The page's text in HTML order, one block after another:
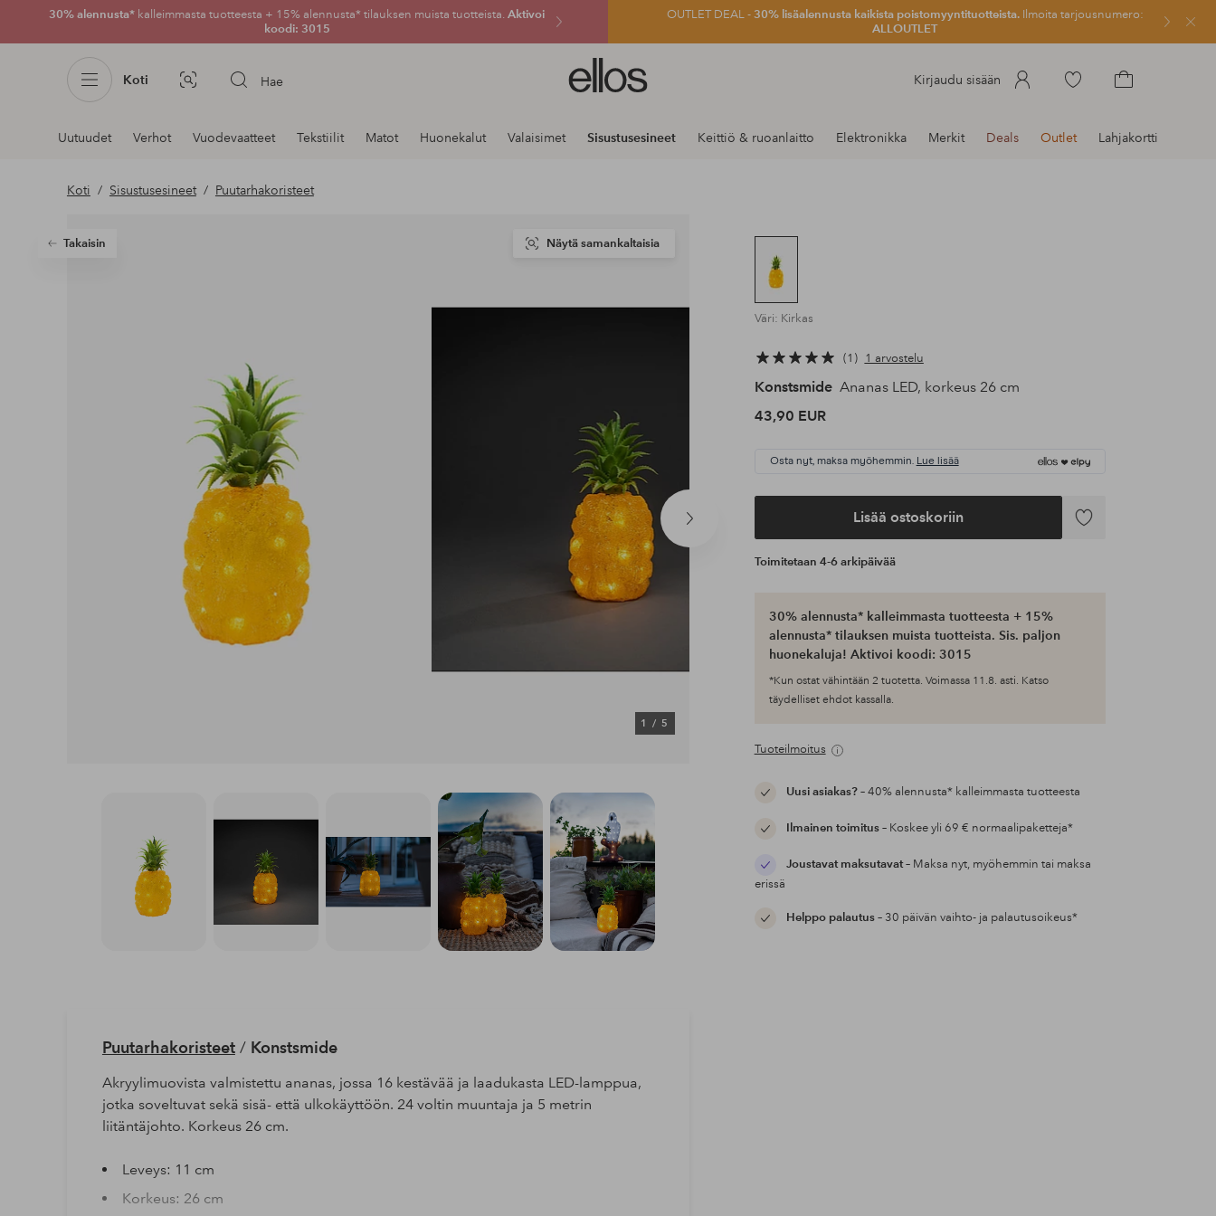
30% alennusta* kalleimmasta tuotteesta + 15% alennusta* tilauksen muista tuotteista. Aktivoi
koodi: 3015
OUTLET DEAL -30% lisäalennusta kaikista poistomyyntituotteista.Ilmoita tarjousnumero:
ALLOUTLET
Sulje
Koti Kuvahaku Hae
Ellos-
logo
siirry
Kirjaudu sisään
Siirry
Navigointi
osastoilla
Uutuudet Verhot Vuodevaatteet Tekstiilit Matot Huonekalut Valaisimet Sisustusesineet Keittiö & ruoanlaitto Elektronikka Merkit Deals Outlet Lahjakortti
Koti Sisustusesineet Puutarhakoristeet
Takaisin
Seuraava
1/ 5
Näytä samankaltaisia
Väri: Kirkas
1 1 arvostelu
Konstsmide Ananas LED, korkeus 26 cm
43,90 EUR
Osta nyt, maksa myöhemmin. Lue lisää
Lisää ostoskoriin
Lisää
Toimitetaan 4-6 arkipäivää
30% alennusta* kalleimmasta tuotteesta + 15%
alennusta* tilauksen muista tuotteista. Sis. paljon
huonekaluja! Aktivoi koodi: 3015
*Kun ostat vähintään 2 tuotetta. Voimassa 11.8. asti. Katso
täydelliset ehdot kassalla.
Tuoteilmoitus
Uusi asiakas?– 40% alennusta* kalleimmasta tuotteesta
Ilmainen toimitus– Koskee yli 69 € normaalipaketteja*
Joustavat maksutavat– Maksa nyt, myöhemmin tai maksa
erissä
Helppo palautus– 30 päivän vaihto- ja palautusoikeus*
Puutarhakoristeet/ Konstsmide
Akryylimuovista valmistettu ananas, jossa 16 kestävää ja laadukasta LED-lamppua,
jotka soveltuvat sekä sisä- että ulkokäyttöön. 24 voltin muuntaja ja 5 metrin
liitäntäjohto. Korkeus 26 cm.
Leveys: 11 cm
Korkeus: 26 cm